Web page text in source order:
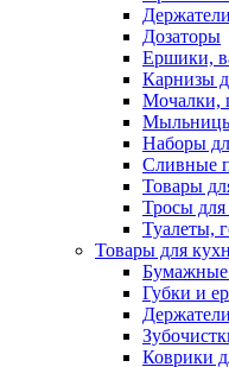
Дозаторы
Ершики,
Карнизы
Мочалки,
Наборы
Сливные
Товары
Тросы для
Туалеты,
Товары для
Бумажные
Губки и
Коврики